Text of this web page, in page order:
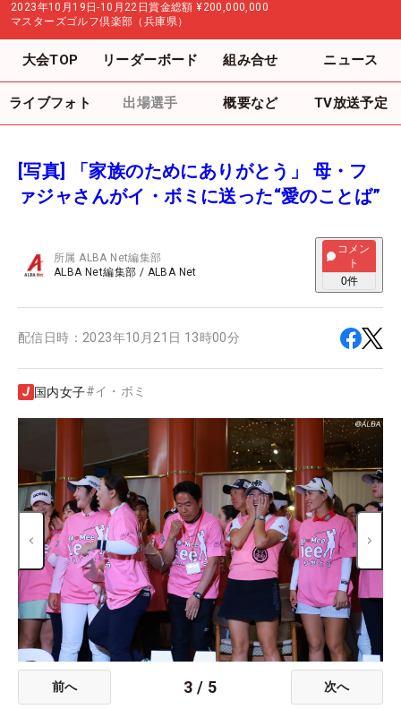
2023年10月19日-10月22日賞金総額 ¥200,000,000
マスターズゴルフ倶楽部（兵庫県）
大会TOP リーダーボード 組み合せ ニュース
ライブフォト 出場選手 概要など TV放送予定
[写真] 「家族のためにありがとう」 母・フ
ァジャさんがイ・ボミに送った“愛のことば”
所属ALBA Net編集部
ALBA Net編集部 / ALBA Net
コメン
ト
0件
配信日時： 2023年10月21日 13時00分
国内女子#イ・ボミ
前へ 3 / 5 次へ